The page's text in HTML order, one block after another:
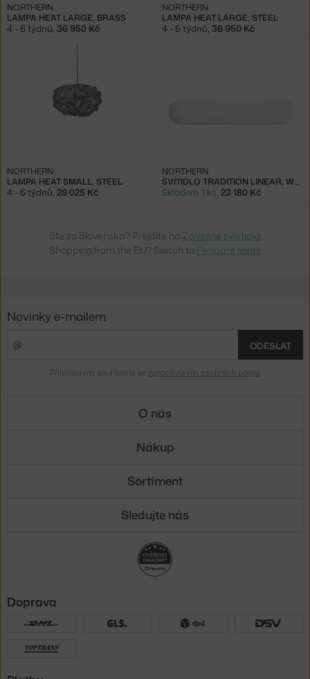
LAMPA HEAT LARGE, BRASS
NORTHERN
4 - 6 týdnů, 36 950 Kč
LAMPA HEAT LARGE, STEEL
NORTHERN
4 - 6 týdnů, 36 950 Kč
LAMPA HEAT SMALL, STEEL
NORTHERN
4 - 6 týdnů 28 025 Kč
SVÍTIDLO TRADITION LINEAR, WHITE
NORTHERN
Skladem 1 ks 23 180 Kč
Ste zo Slovenska? Prejdite na Závesné svietidlá
Shopping from the EU? Switch to Pendant lights
Novinky e-mailem
ODESLAT
Přihlášením souhlasíte se zpracováním osobních údajů
O nás
Nákup
Sortiment
Sledujte nás
Doprava